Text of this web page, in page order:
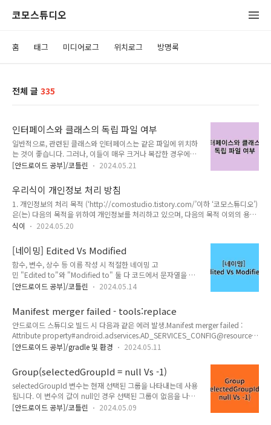
코모스튜디오
홈 태그 미디어로그 위치로그 방명록
전체 글 335
인터페이스와 클래스의 독립 파일 여부
일반적으로, 관련된 클래스와 인터페이스는 같은 파일에 위치하
는 것이 좋습니다. 그러나, 이들이 매우 크거나 복잡한 경우에는
각각 별도의 파일로 분리하는 것이 좋을 수 있습니다. UiData,
내는 데이터 모델이므로, 이들은 일반적으로 UI 로직을 담당하는
파일에 위치합니다. 그러나 이들이 여러 곳에서 공유되는 경우에
는 별도의 파일로 분리하여 재사용성을 높일 수 있습니
다. ClassificationUiState, GroupsUiState, TagsUiState와
같은 sealed 인터페이스는 각각의 UI 상태를 나타내므로, 이들
다. 따라서, 이러한 클래스와 인터..
[안드로이드 공부]/코틀린 2024.05.21
우리식이 개인정보 처리 방침
1. 개인정보의 처리 목적 (‘http://comostudio.tistory.com/’이하 ‘코모스튜디오’)
은(는) 다음의 목적을 위하여 개인정보를 처리하고 있으며, 다음의 목적 이외의 용도
로는 이용하지 않습니다.- 알림 시 전화 수신 및 통화 중인지 여부를 알기 위함.2. 정
행사할 수 있습니다. 이용자 및 법정 대리인의 권리와 그 행사 방법① 정보주체는
(‘사이트URL’이하 ‘사이트명) 에 대해 언제든지 다음 각 호의 개인정보 보호 관련 권
리를 행사할 수 있습니다.1. 개인정보 열람요구2. 오류 등이 있을 경우 정정 요구3.
삭제요구4. 처리정지 요구 정보를 전혀 수집 하지 않으므로, 모두 사용자가 직접 앱
을 삭제 하..
식이 2024.05.20
[네이밍] Edited Vs Modified
함수, 변수, 상수 등 이름 작성 시 적절한 네이밍 고
민 "Edited to"와 "Modified to" 둘 다 코드에서 문자열을 변
경하는 데 사용할 수 있습니다. 그러나 이 두 표현은 약간 다
을 의미합니다. 반면에 "Modified to"는 일반적으로 원래
의 내용이 어떻게든 변경되었음을 나타냅니다. 이는 내용의 일부
가 변경되었거나 전체 내용이 완전히 변경되었음을 의미할 수 있
습니다. 따라서, 어떤 표현을 사용할지는 해당 문자열이 어
히 변경되었다면 "Modified to"가 더 적절할 수 있습니다. 그러
나 그..
[안드로이드 공부]/코틀린 2024.05.14
Manifest merger failed - tools:replace
안드로이드 스튜디오 빌드 시 다음과 같은 에러 발생.Manifest merger failed :
Attribute property#android.adservices.AD_SERVICES_CONFIG@resource
value=(@xml/gma_ad_services_config) from
AndroidManifest.xml:92:13-59 is also present at
[com.google.android.gms:play-services-measurement-api:21.6.2]
AndroidManifest.xml:32:13-58 value=(@xml/ga_ad_services_config). 친절
하..
[안드로이드 공부]/gradle 및 환경 2024.05.11
Group(selectedGroupId = null Vs -1)
selectedGroupId 변수는 현재 선택된 그룹을 나타내는데 사용
됩니다. 이 변수의 값이 null인 경우 선택된 그룹이 없음을 나타
내는 것이 일반적입니다.-1을 사용하는 것은 특정한 상황에서 유
[안드로이드 공부]/코틀린 2024.05.09